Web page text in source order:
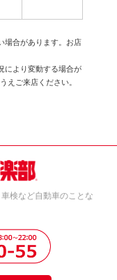
場合があります。お店
により変動する場合が
えご来店ください。
検など自動車のことな